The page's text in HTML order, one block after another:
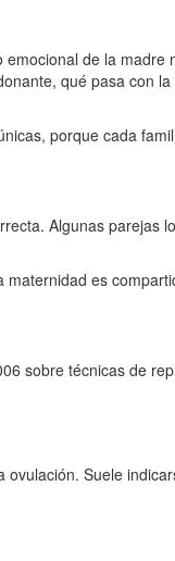
de la madre
qué pasa con
porque cada
Algunas parejas
es
sobre técnicas de
Suele